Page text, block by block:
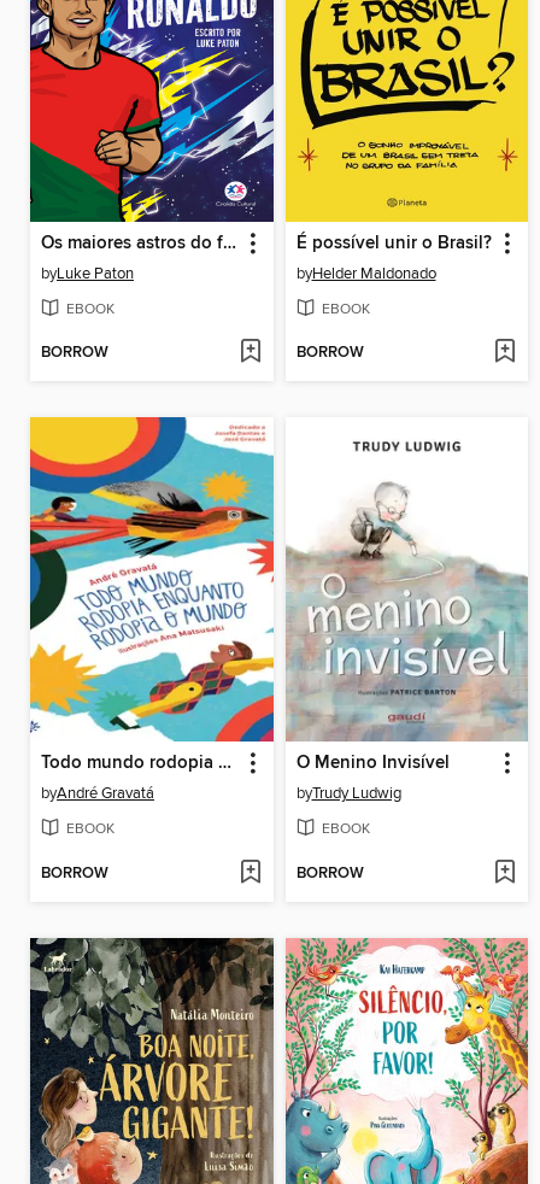
Os maiores astros do futebol--Cristiano Ronaldo
byLuke Paton
EBOOK
BORROW
É possível unir o Brasil?
byHelder Maldonado
EBOOK
BORROW
Todo mundo rodopia enquanto rodopia o mundo
byAndré Gravatá
EBOOK
BORROW
O Menino Invisível
byTrudy Ludwig
EBOOK
BORROW